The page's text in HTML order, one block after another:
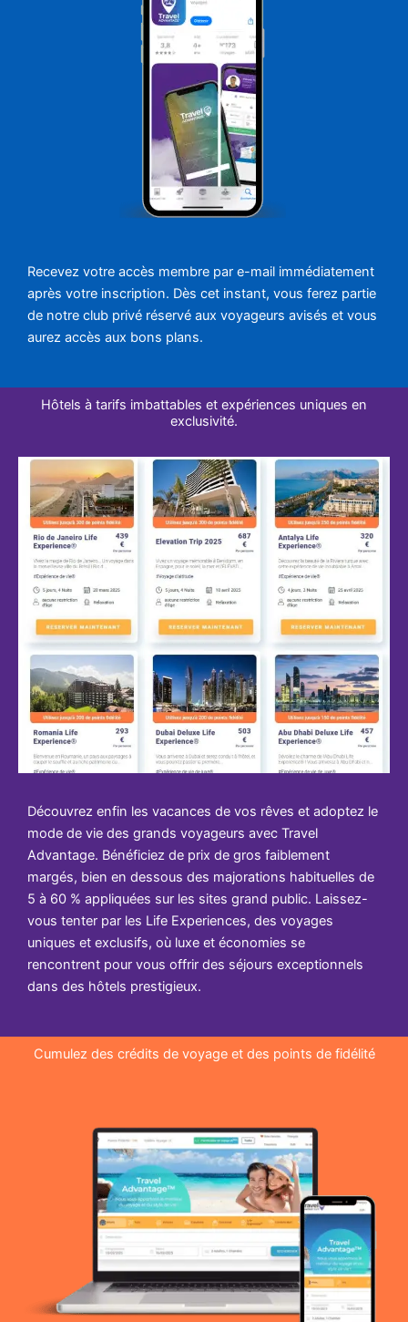
Recevez votre accès membre par e-mail immédiatement
après votre inscription. Dès cet instant, vous ferez partie
de notre club privé réservé aux voyageurs avisés et vous
aurez accès aux bons plans.
Hôtels à tarifs imbattables et expériences uniques en
exclusivité.
Découvrez enfin les vacances de vos rêves et adoptez le
mode de vie des grands voyageurs avec Travel
Advantage. Bénéficiez de prix de gros faiblement
margés, bien en dessous des majorations habituelles de
5 à 60 % appliquées sur les sites grand public. Laissez-
vous tenter par les Life Experiences, des voyages
uniques et exclusifs, où luxe et économies se
rencontrent pour vous offrir des séjours exceptionnels
dans des hôtels prestigieux.
Cumulez des crédits de voyage et des points de fidélité